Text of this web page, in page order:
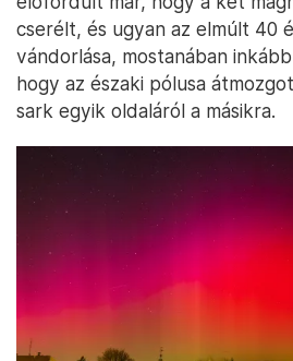
cserélt, és ugyan az elmúlt 40
vándorlása, mostanában
hogy az északi pólusa
sark egyik oldaláról a másikra.